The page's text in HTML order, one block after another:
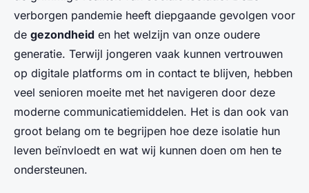
Iris•27 april 2025•4 min de lecture
verborgen pandemie heeft diepgaande gevolgen voor
de gezondheid en het welzijn van onze oudere
generatie. Terwijl jongeren vaak kunnen vertrouwen
op digitale platforms om in contact te blijven, hebben
veel senioren moeite met het navigeren door deze
moderne communicatiemiddelen. Het is dan ook van
groot belang om te begrijpen hoe deze isolatie hun
leven beïnvloedt en wat wij kunnen doen om hen te
ondersteunen.